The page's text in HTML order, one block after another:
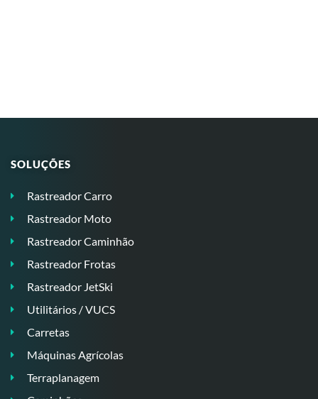
SOLUÇÕES
Rastreador Carro
Rastreador Moto
Rastreador Caminhão
Rastreador Frotas
Rastreador JetSki
Utilitários / VUCS
Carretas
Máquinas Agrícolas
Terraplanagem